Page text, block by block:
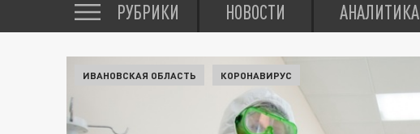
РУБРИКИ НОВОСТИ АНАЛИТИКА
ИВАНОВСКАЯ ОБЛАСТЬ КОРОНАВИРУС